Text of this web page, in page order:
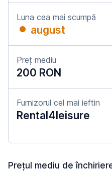
Luna cea mai scumpă
august
Preț mediu
200 RON
Furnizorul cel mai ieftin
Rental4leisure
Prețul mediu de